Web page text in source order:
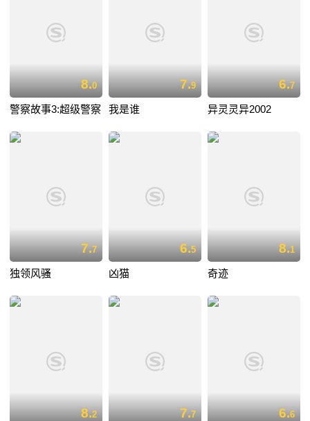
8.0
警察故事3:超级警察
7.9
我是谁
6.7
异灵灵异2002
7.7
独领风骚
6.5
凶猫
8.1
奇迹
8.2 7.7 6.6